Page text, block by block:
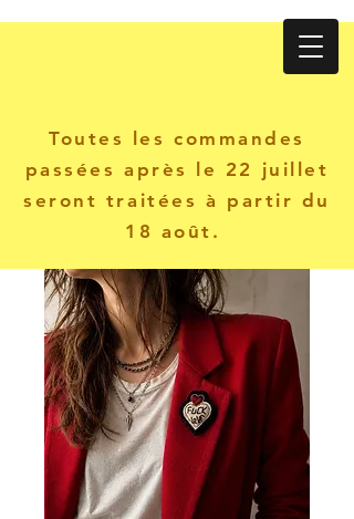
Toutes les commandes
passées après le 22 juillet
seront traitées à partir du
18 août.